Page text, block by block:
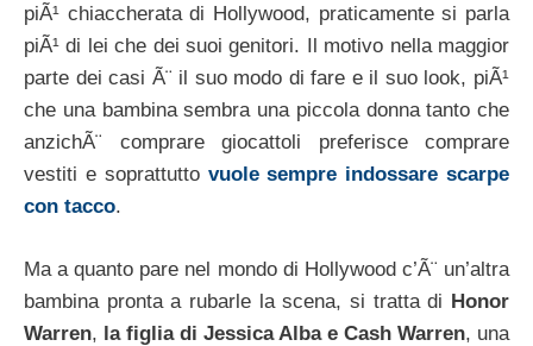
piÃ¹ chiaccherata di Hollywood, praticamente si parla
piÃ¹ di lei che dei suoi genitori. Il motivo nella maggior
parte dei casi Ã¨ il suo modo di fare e il suo look, piÃ¹
che una bambina sembra una piccola donna tanto che
anzichÃ¨ comprare giocattoli preferisce comprare
vestiti e soprattutto vuole sempre indossare scarpe
con tacco.
Ma a quanto pare nel mondo di Hollywood c’Ã¨ un’altra
bambina pronta a rubarle la scena, si tratta di Honor
Warren, la figlia di Jessica Alba e Cash Warren, una